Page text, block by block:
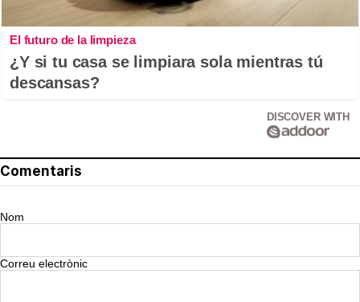
El futuro de la limpieza
¿Y si tu casa se limpiara sola mientras tú
descansas?
DISCOVER WITH
Comentaris
Nom
Correu electrònic